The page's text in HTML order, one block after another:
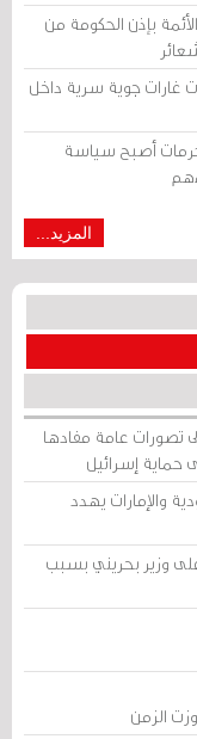
بإذن الحكومة من
غارات جوية سرية داخل
أصبح سياسة
المزيد...
تصورات عامة مفادها
حماية إسرائيل
والإمارات يهدد
وزير بحريني بسبب
الزمن